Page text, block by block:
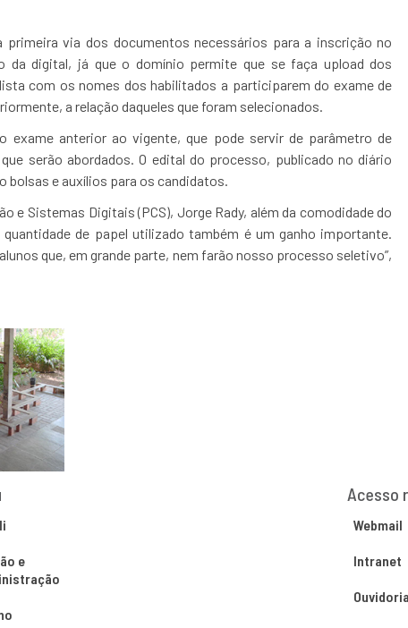
via dos documentos necessários para a inscrição no
digital, já que o domínio permite que se faça upload dos
com os nomes dos habilitados a participarem do exame de
a relação daqueles que foram selecionados.
anterior ao vigente, que pode servir de parâmetro de
serão abordados. O edital do processo, publicado no diário
e auxílios para os candidatos.
e Sistemas Digitais (PCS), Jorge Rady, além da comodidade do
de papel utilizado também é um ganho importante.
que, em grande parte, nem farão nosso processo seletivo”,
e
Acesso
Webmail
Intranet
Ouvidoria